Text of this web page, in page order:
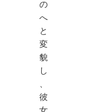
の
へ
と
変
貌
し
、
彼